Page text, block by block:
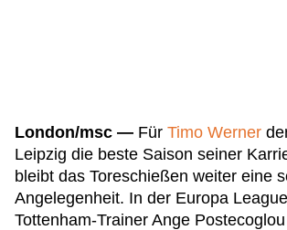
London/msc — Für Timo Werner
Leipzig die beste Saison seiner
bleibt das Toreschießen weiter eine
Angelegenheit. In der Europa
Tottenham-Trainer Ange